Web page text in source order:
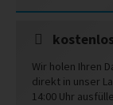
Wir holen Ihren
direkt in unser
14:00 Uhr